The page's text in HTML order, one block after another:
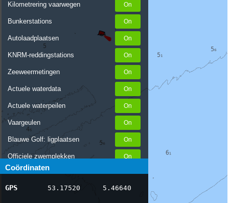
Kilometrering vaarwegen
Bunkerstations
Autolaadplaatsen
KNRM-reddingstations
Zeeweermetingen
Actuele waterdata
Actuele waterpeilen
Vaargeulen
Blauwe Golf: ligplaatsen
Officiele zwemplekken
Stremmingen/hinder
AIS scheepsposities
Coördinaten
GPS 53.17520 5.46640